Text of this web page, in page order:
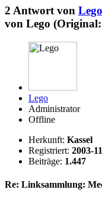
2 Antwort von Lego
von Lego
Lego
Administrator
Offline
Herkunft: Kassel
Registriert: 2003-
Beiträge: 1.447
Re: Linksammlung: